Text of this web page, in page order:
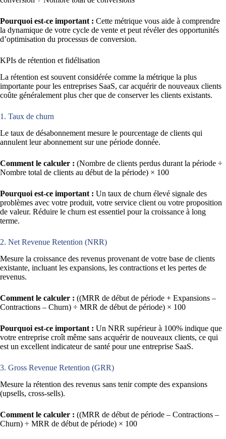
Pourquoi est-ce important : Cette métrique vous aide à comprendre
la dynamique de votre cycle de vente et peut révéler des opportunités
d’optimisation du processus de conversion.
KPIs de rétention et fidélisation
La rétention est souvent considérée comme la métrique la plus
importante pour les entreprises SaaS, car acquérir de nouveaux clients
coûte généralement plus cher que de conserver les clients existants.
1. Taux de churn
Le taux de désabonnement mesure le pourcentage de clients qui
annulent leur abonnement sur une période donnée.
Comment le calculer : (Nombre de clients perdus durant la période ÷
Nombre total de clients au début de la période) × 100
Pourquoi est-ce important : Un taux de churn élevé signale des
problèmes avec votre produit, votre service client ou votre proposition
de valeur. Réduire le churn est essentiel pour la croissance à long
terme.
2. Net Revenue Retention (NRR)
Mesure la croissance des revenus provenant de votre base de clients
existante, incluant les expansions, les contractions et les pertes de
revenus.
Comment le calculer : ((MRR de début de période + Expansions –
Contractions – Churn) ÷ MRR de début de période) × 100
Pourquoi est-ce important : Un NRR supérieur à 100% indique que
votre entreprise croît même sans acquérir de nouveaux clients, ce qui
est un excellent indicateur de santé pour une entreprise SaaS.
3. Gross Revenue Retention (GRR)
Mesure la rétention des revenus sans tenir compte des expansions
(upsells, cross-sells).
Comment le calculer : ((MRR de début de période – Contractions –
Churn) ÷ MRR de début de période) × 100